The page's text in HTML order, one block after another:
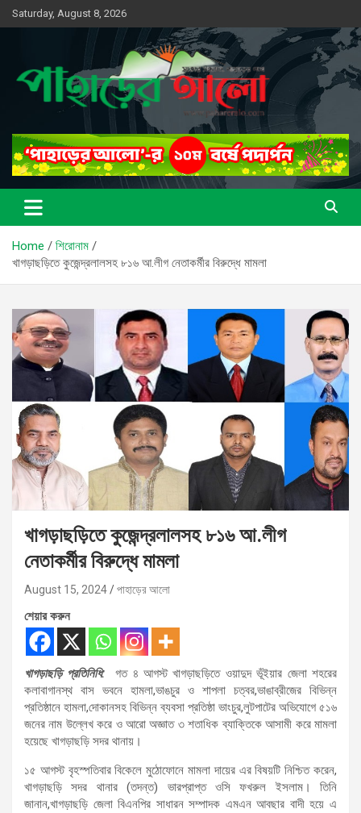
Skip
to
Saturday, August 8, 2026
পাহাড়ের আলো
সত্যের সন্ধানে, পাহাড়ের পথে
Home
শিরোনাম
খাগড়াছড়িতে কুজেন্দ্রলালসহ ৮১৬ আ.লীগ নেতাকর্মীর বিরুদ্ধে মামলা
খাগড়াছড়িতে কুজেন্দ্রলালসহ ৮১৬ আ.লীগ
নেতাকর্মীর বিরুদ্ধে মামলা
August 15, 2024 পাহাড়ের আলো
শেয়ার করুন
খাগড়াছড়ি প্রতিনিধি:
গত ৪ আগস্ট খাগড়াছড়িতে ওয়াদুদ ভূঁইয়ার জেলা শহরের
কলাবাগানস্থ বাস ভবনে হামলা,ভাঙচুর ও শাপলা চত্বর,ভাঙাব্রীজের বিভিন্ন
প্রতিষ্ঠানে হামলা,দোকানসহ বিভিন্ন ব্যবসা প্রতিষ্ঠা ভাংচুর,লুটপাটের অভিযোগে ৫১৬
জনের নাম উল্লেখ করে ও আরো অজ্ঞাত ৩ শতাধিক ব্যাক্তিকে আসামী করে মামলা
হয়েছে খাগড়াছড়ি সদর থানায়।
১৫ আগস্ট বৃহস্পতিবার বিকেলে মুঠোফোনে মামলা দায়ের এর বিষয়টি নিশ্চিত করেন,
খাগড়াছড়ি সদর থানার (তদন্ত) ভারপ্রাপ্ত ওসি ফখরুল ইসলাম। তিনি
জানান,খাগড়াছড়ি জেলা বিএনপির সাধারন সম্পাদক এমএন আবছার বাদী হয়ে এ